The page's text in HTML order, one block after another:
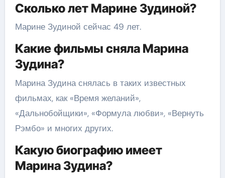
Сколько лет Марине Зудиной?
Марине Зудиной сейчас 49 лет.
Какие фильмы сняла Марина
Зудина?
Марина Зудина снялась в таких известных
фильмах, как «Время желаний»,
«Дальнобойщики», «Формула любви», «Вернуть
Рэмбо» и многих других.
Какую биографию имеет
Марина Зудина?